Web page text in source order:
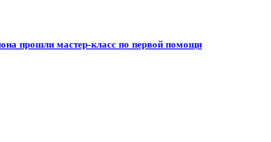
прошли мастер-класс по первой помощи